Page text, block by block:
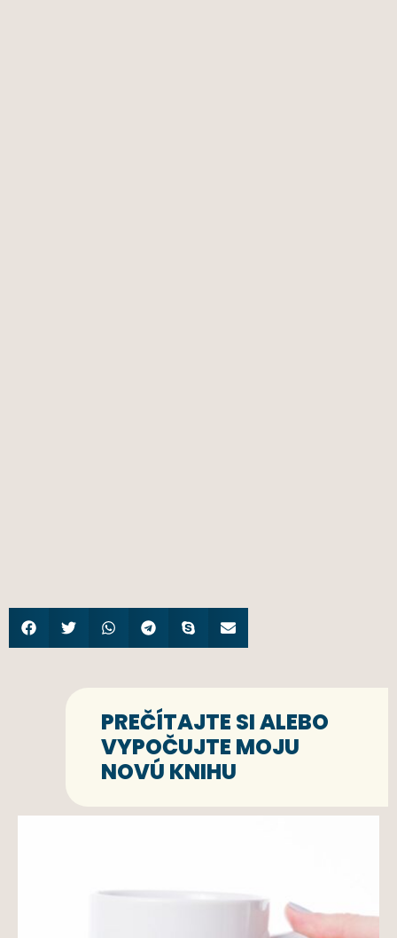
PREČÍTAJTE SI ALEBO
VYPOČUJTE MOJU
NOVÚ KNIHU